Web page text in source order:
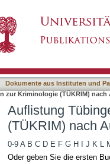
Dokumente aus Instituten und
zur Kriminologie (TÜKRIM) nach
Auflistung
(TÜKRIM) nach
0-9 A B C D E F G H J K L
Oder geben Sie die ersten